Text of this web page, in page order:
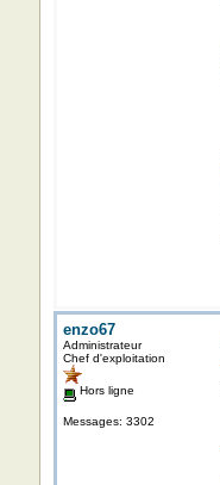
enzo67
Administrateur
Chef d'exploitation
Hors ligne
Messages: 3302